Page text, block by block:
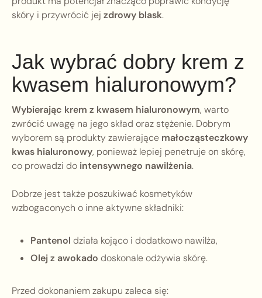
skóry i przywrócić jej zdrowy blask.
Jak wybrać dobry krem z
kwasem hialuronowym?
Wybierając krem z kwasem hialuronowym, warto
zwrócić uwagę na jego skład oraz stężenie. Dobrym
wyborem są produkty zawierające małocząsteczkowy
kwas hialuronowy, ponieważ lepiej penetruje on skórę,
co prowadzi do intensywnego nawilżenia.
Dobrze jest także poszukiwać kosmetyków
wzbogaconych o inne aktywne składniki:
Pantenol działa kojąco i dodatkowo nawilża,
Olej z awokado doskonale odżywia skórę.
Przed dokonaniem zakupu zaleca się: